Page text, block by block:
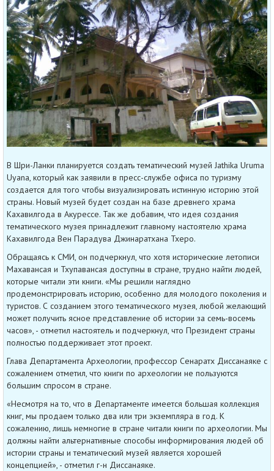
В Шри-Ланки планируется создать тематический музей Jathika Uruma
Uyana, который как заявили в пресс-службе офиса по туризму
создается для того чтобы визуализировать истинную историю этой
страны. Новый музей будет создан на базе древнего храма
Кахавилгода в Акурессе. Так же добавим, что идея создания
тематического музея принадлежит главному настоятелю храма
Кахавилгода Вен Парадува Джинаратхана Тхеро.
Обращаясь к СМИ, он подчеркнул, что хотя исторические летописи
Махавансая и Тхупавансая доступны в стране, трудно найти людей,
которые читали эти книги. «Мы решили наглядно
продемонстрировать историю, особенно для молодого поколения и
туристов. С созданием этого тематического музея, любой желающий
может получить ясное представление об истории за семь-восемь
часов», - отметил настоятель и подчеркнул, что Президент страны
полностью поддерживает этот проект.
Глава Департамента Археологии, профессор Сенаратх Диссанаяке с
сожалением отметил, что книги по археологии не пользуются
большим спросом в стране.
«Несмотря на то, что в Департаменте имеется большая коллекция
книг, мы продаем только два или три экземпляра в год. К
сожалению, лишь немногие в стране читали книги по археологии. Мы
должны найти альтернативные способы информирования людей об
истории страны и тематический музей является хорошей
концепцией», - отметил г-н Диссанаяке.